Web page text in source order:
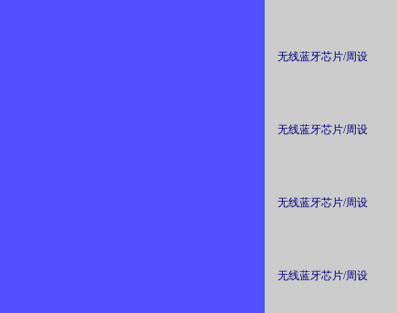
无线蓝牙芯片/周设
无线蓝牙芯片/周设
无线蓝牙芯片/周设
无线蓝牙芯片/周设